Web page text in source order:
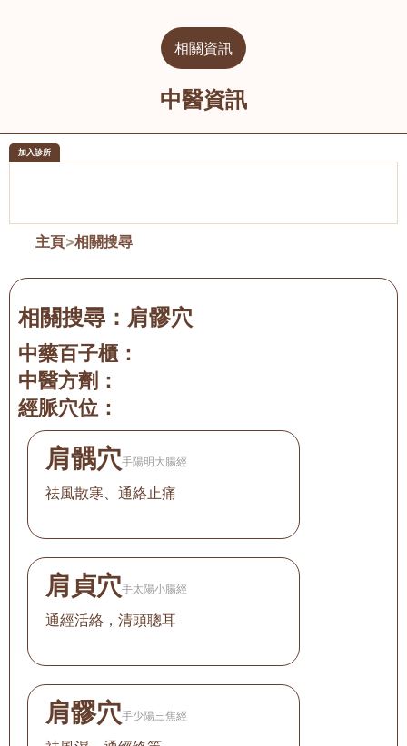
相關資訊
中醫資訊
加入診所
主頁>相關搜尋
相關搜尋： 肩髎穴
中藥百子櫃：
中醫方劑：
經脈穴位：
肩髃穴手陽明大腸經
祛風散寒、通絡止痛
肩貞穴手太陽小腸經
通經活絡，清頭聰耳
肩髎穴手少陽三焦經